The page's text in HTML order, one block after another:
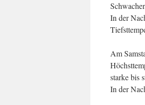
In der
Am
starke bis
In der